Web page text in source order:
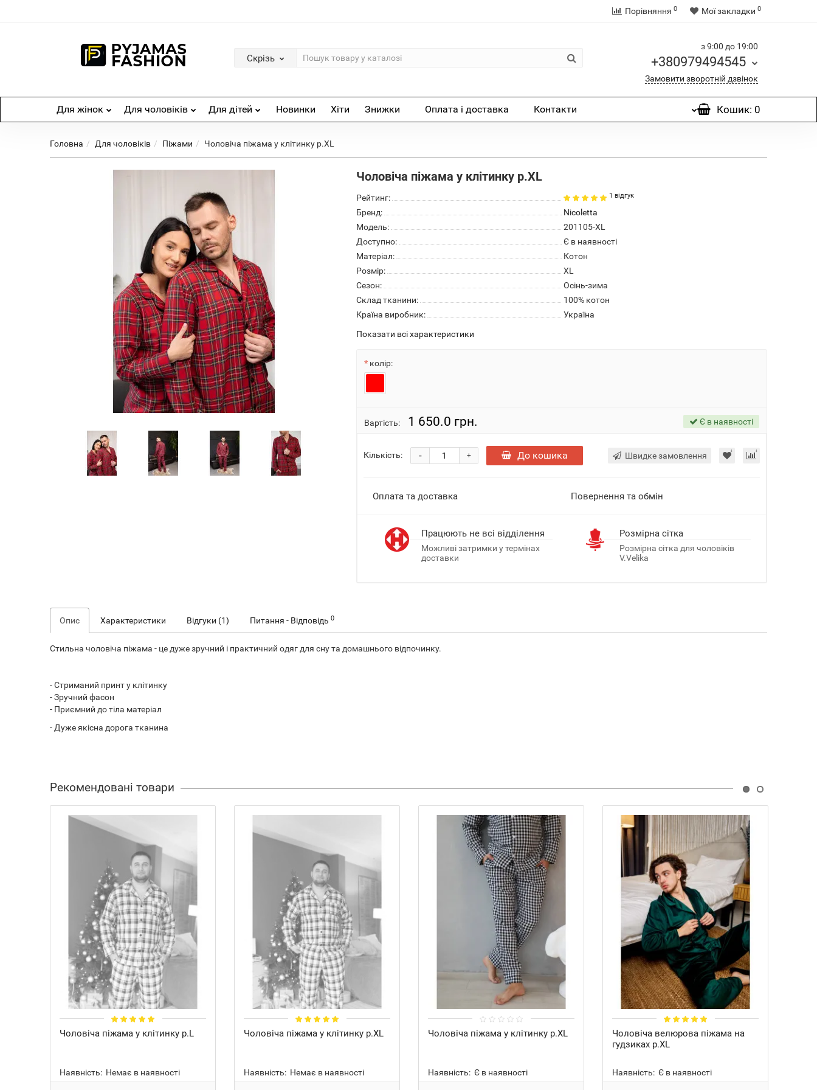
Порівняння 0 Мої закладки 0
Скрізь
з 9:00 до 19:00
+380979494545
Замовити зворотній дзвінок
Для жінок Для чоловіків Для дітей Новинки Хіти Знижки Оплата і доставка Контакти Кошик: 0
Головна Для чоловіків Піжами Чоловіча піжама у клітинку р.XL
Чоловіча піжама у клітинку р.XL
Рейтинг: 1 відгук
Бренд:
Nicoletta
Модель:
201105-XL
Доступно:
Є в наявності
Матеріал:
Котон
Розмір:
XL
Сезон:
Осінь-зима
Склад тканини:
100% котон
Країна виробник:
Україна
Показати всі характеристики
колір:
Вартість: 1 650.0 грн. Є в наявності
Кількість: +
- До кошика Швидке замовлення
Оплата та доставка Повернення та обмін
Працюють не всі відділення
Можливі затримки у термінах
доставки
Розмірна сітка
Розмірна сітка для чоловіків
V.Velika
Опис Характеристики Відгуки (1) Питання - Відповідь0
Стильна чоловіча піжама - це дуже зручний і практичний одяг для сну та домашнього відпочинку.
- Стриманий принт у клітинку
- Зручний фасон
- Приємний до тіла матеріал
- Дуже якісна дорога тканина
Рекомендовані товари
Чоловіча піжама у клітинку р.L
Наявність: Немає в наявності
Чоловіча піжама у клітинку р.XL
Наявність: Немає в наявності
Чоловіча піжама у клітинку р.XL
Наявність: Є в наявності
Чоловіча велюрова піжама на
гудзиках р.XL
Наявність: Є в наявності